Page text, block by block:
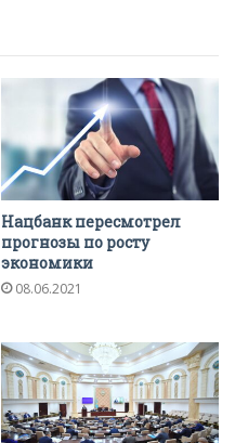
Нацбанк пересмотрел
прогнозы по росту
экономики
08.06.2021